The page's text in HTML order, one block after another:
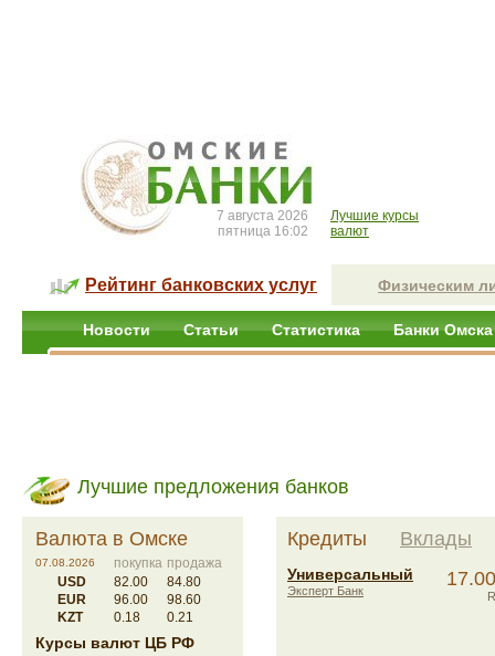
7 августа 2026
пятница 16:02
Лучшие курсы
валют
Рейтинг банковских услуг Физическим
Новости Статьи Статистика Банки Омска
Лучшие предложения банков
Валюта в Омске
07.08.2026 покупка продажа
USD
82.00
84.80
EUR
96.00
98.60
KZT
0.18 0.21
Курсы валют ЦБ РФ
Кредиты Вклады
Универсальный
Эксперт Банк